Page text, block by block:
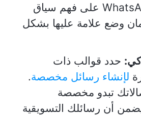
لمساعدة WhatsApp على فهم سياق
وضع علامة عليها بشكل
حدد قوالب ذات
لإنشاء رسائل مخصصة.
تبدو مخصصة
أن رسائلك التسويقية